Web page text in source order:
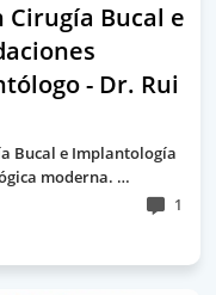
Cirugía Bucal e
- Dr. Rui
Bucal e Implantología
moderna. …
1